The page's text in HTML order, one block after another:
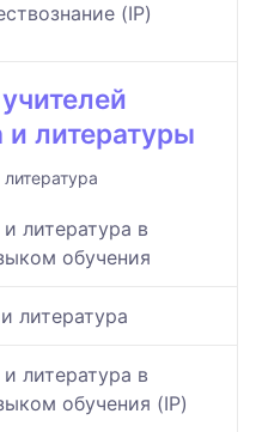
(IP)
и литературы
литература в
обучения
литература
литература в
обучения (IP)